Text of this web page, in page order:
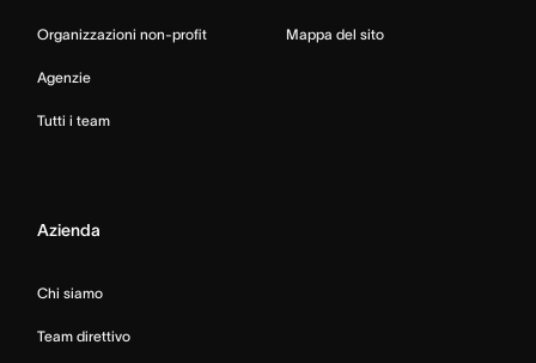
Organizzazioni non-profit
Agenzie
Tutti i team
Mappa del sito
Azienda
Chi siamo
Team direttivo